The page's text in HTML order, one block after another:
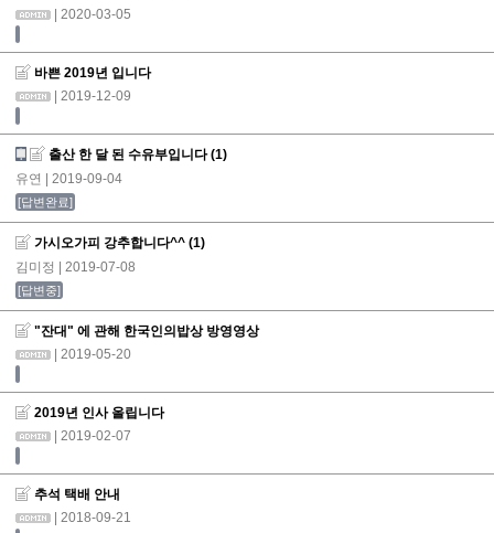
| 2020-03-05
바쁜 2019년 입니다
| 2019-12-09
출산 한 달 된 수유부입니다(1)
유연
| 2019-09-04
[답변완료]
가시오가피 강추합니다^^ (1)
김미정
| 2019-07-08
[답변중]
"잔대" 에 관해 한국인의밥상 방영영상
| 2019-05-20
2019년 인사 올립니다
| 2019-02-07
추석 택배 안내
| 2018-09-21